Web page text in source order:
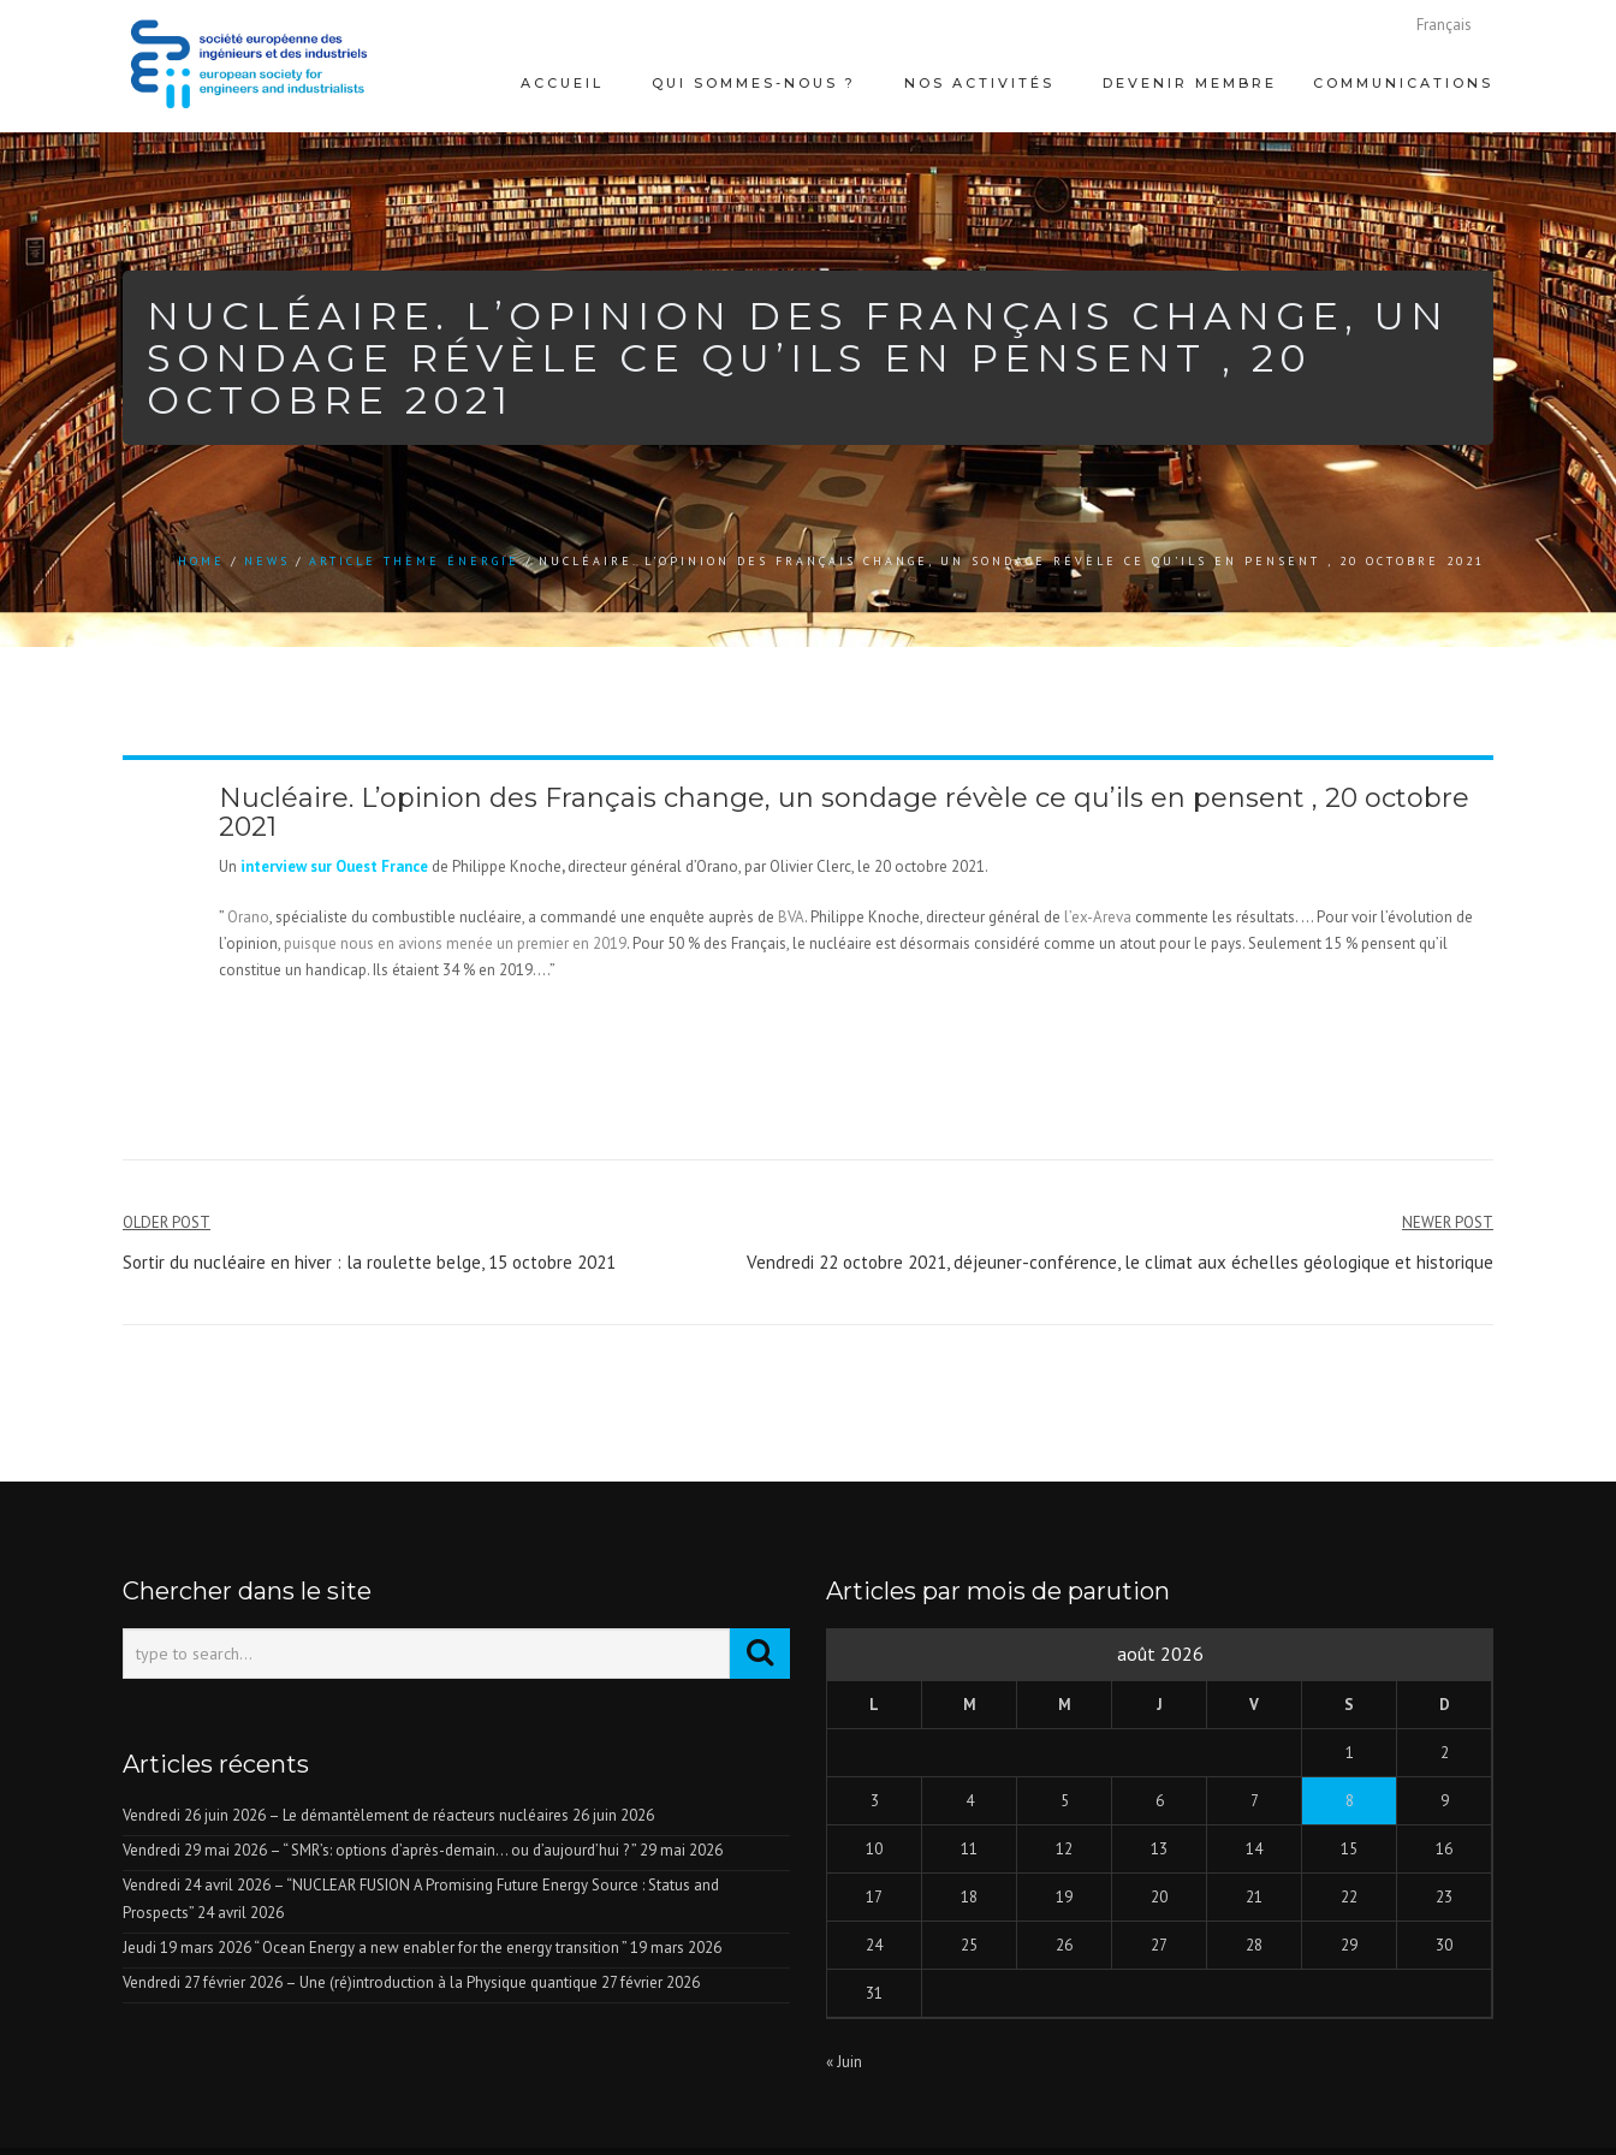
Français
ACCUEIL QUI SOMMES-NOUS ? NOS ACTIVITÉS DEVENIR MEMBRE COMMUNICATIONS
NUCLÉAIRE. L’OPINION DES FRANÇAIS CHANGE, UN
SONDAGE RÉVÈLE CE QU’ILS EN PENSENT , 20
OCTOBRE 2021
HOME NEWS ARTICLE THÈME ÉNERGIE NUCLÉAIRE. L’OPINION DES FRANÇAIS CHANGE, UN SONDAGE RÉVÈLE CE QU’ILS EN PENSENT , 20 OCTOBRE 2021
Nucléaire. L’opinion des Français change, un sondage révèle ce qu’ils en pensent , 20 octobre
2021
Un interview sur Ouest France de Philippe Knoche,directeur général d’Orano, par Olivier Clerc, le 20 octobre 2021.
” Orano, spécialiste du combustible nucléaire, a commandé une enquête auprès de BVA. Philippe Knoche, directeur général de l’ex-Areva commente les résultats. … Pour voir l’évolution de
l’opinion, puisque nous en avions menée un premier en 2019. Pour 50 % des Français, le nucléaire est désormais considéré comme un atout pour le pays. Seulement 15 % pensent qu’il
constitue un handicap. Ils étaient 34 % en 2019….”
Navigation
OLDER POST
Sortir du nucléaire en hiver : la roulette belge, 15 octobre 2021
NEWER POST
Vendredi 22 octobre 2021, déjeuner-conférence, le climat aux échelles géologique et historique
Chercher dans le site
Articles récents
Vendredi 26 juin 2026 – Le démantèlement de réacteurs nucléaires 26 juin 2026
Vendredi 29 mai 2026 – “ SMR’s: options d’après-demain… ou d’aujourd’hui ? ” 29 mai 2026
Vendredi 24 avril 2026 – “NUCLEAR FUSION A Promising Future Energy Source : Status and
Prospects” 24 avril 2026
Jeudi 19 mars 2026 “ Ocean Energy a new enabler for the energy transition ”19 mars 2026
Vendredi 27 février 2026 – Une (ré)introduction à la Physique quantique 27 février 2026
Articles par mois de parution
août 2026
L M M J V S D
1 2
3 4 5 6 7 8 9
10 11 12 13 14 15 16
17 18 19 20 21 22 23
24 25 26 27 28 29 30
31
« Juin